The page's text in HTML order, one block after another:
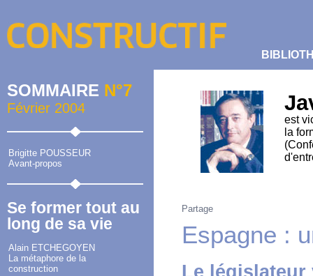
SOMMAIRE N°7
Février 2004
Brigitte POUSSEUR
Avant-propos
Se former tout au
long de sa vie
Alain ETCHEGOYEN
La métaphore de la
construction
est
la
Partage
Espagne :